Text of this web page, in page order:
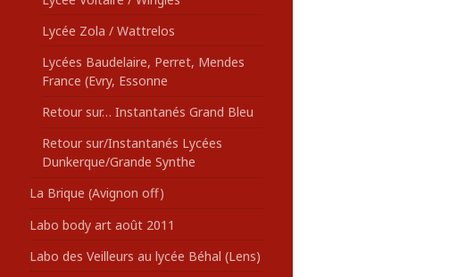
Lycée Zola / Wattrelos
Lycées Baudelaire, Perret, Mendes
France (Evry, Essonne
Retour sur… Instantanés Grand Bleu
Retour sur/Instantanés Lycées
Dunkerque/Grande Synthe
La Brique (Avignon off)
Labo body art août 2011
Labo des Veilleurs au lycée Béhal (Lens)